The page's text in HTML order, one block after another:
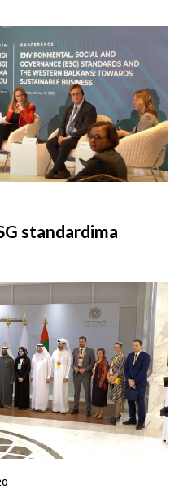
prehrani i
namjene
standardima